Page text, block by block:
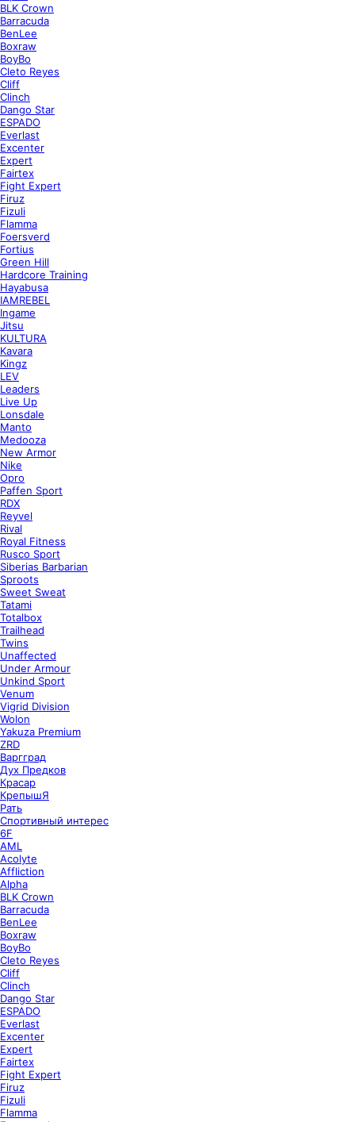
BLK Crown
Barracuda
BenLee
Boxraw
BoyBo
Cleto Reyes
Cliff
Clinch
Dango Star
ESPADO
Everlast
Excenter
Expert
Fairtex
Fight Expert
Firuz
Fizuli
Flamma
Foersverd
Fortius
Green Hill
Hardcore Training
Hayabusa
IAMREBEL
Ingame
Jitsu
KULTURA
Kavara
Kingz
LEV
Leaders
Live Up
Lonsdale
Manto
Medooza
New Armor
Nike
Opro
Paffen Sport
RDX
Reyvel
Rival
Royal Fitness
Rusco Sport
Siberias Barbarian
Sproots
Sweet Sweat
Tatami
Totalbox
Trailhead
Twins
Unaffected
Under Armour
Unkind Sport
Venum
Vigrid Division
Wolon
Yakuza Premium
ZRD
Варгград
Дух Предков
Красар
КрепышЯ
Рать
Спортивный интерес
6F
AML
Acolyte
Affliction
Alpha
BLK Crown
Barracuda
BenLee
Boxraw
BoyBo
Cleto Reyes
Cliff
Clinch
Dango Star
ESPADO
Everlast
Excenter
Expert
Fairtex
Fight Expert
Firuz
Fizuli
Flamma